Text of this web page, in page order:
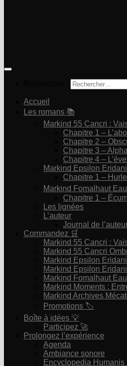
Accueil
Les romans 📚
Markind 55 Cancri :
Chapitre 1 –
Chapitre 2 –
Chapitre 3 –
Chapitre 4 –
Markind Epsilon
Chapitre 1 –
Markind Fomalhaut
Chapitre 1 –
Les lignées
L’auteur
Journal de
Commandez 🛒
Markind 55 Cancri :
Markind 55 Cancri
Markind Epsilon
Markind Epsilon
Markind Fomalhaut
Markind Moments :
Markind Archives
Promotions 🏷
Boîte à idées 💡
Participez 🚀
Prolongez l’expérience
Agenda
Ambiance sonore
Encyclopedia Humanis